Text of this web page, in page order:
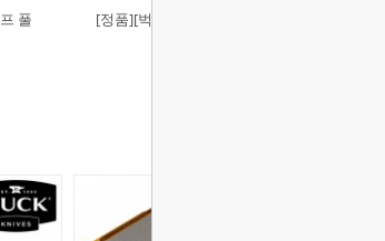
풀
[정품][벅]맥스 2 라지(F) 나이프 서바